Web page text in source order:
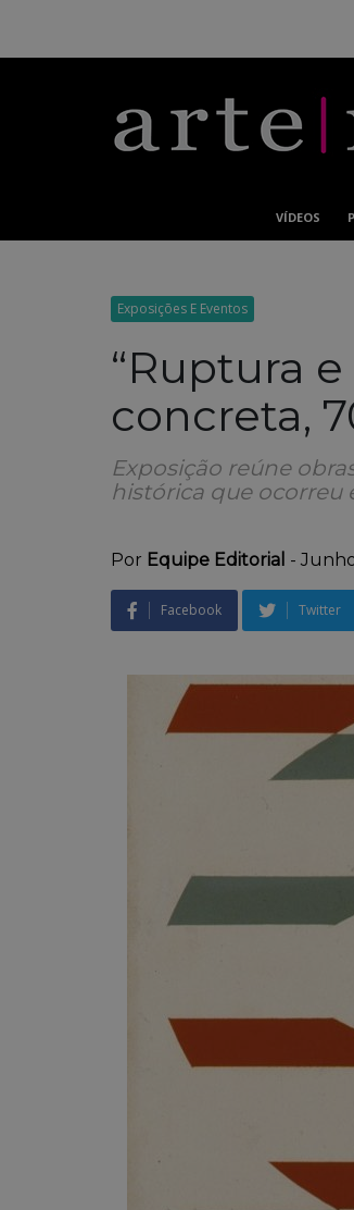
VÍDEOS
Exposições E Eventos
“Ruptura
concreta,
Exposição reúne
histórica que ocorreu
Por Equipe Editorial -
Facebook Twitter